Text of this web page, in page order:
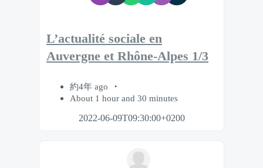
L’actualité sociale en
Auvergne et Rhône-Alpes 1/3
約4年 ago
About 1 hour and 30 minutes
2022-06-09T09:30:00+0200